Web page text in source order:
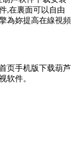
,在裏面可以自由
為妳提高在線視頻
页手机版下载葫芦
软件。